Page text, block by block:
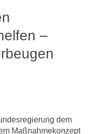
–
dem
Maßnahmekonzept